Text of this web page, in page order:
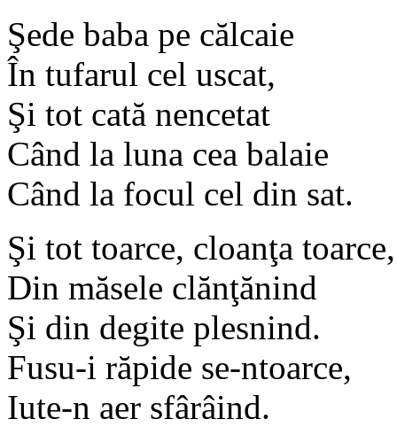
Şede baba pe călcaie
În tufarul cel uscat,
Şi tot cată nencetat
Când la luna cea balaie
Când la focul cel din sat.
Şi tot toarce, cloanţa toarce,
Din măsele clănţănind
Şi din degite plesnind.
Fusu-i răpide se-ntoarce,
Iute-n aer sfârâind.